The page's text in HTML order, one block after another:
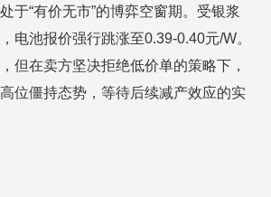
于“有价无市”的博弈空窗期。受银浆
电池报价强行跳涨至0.39-0.40元/W。
但在卖方坚决拒绝低价单的策略下，
位僵持态势，等待后续减产效应的实